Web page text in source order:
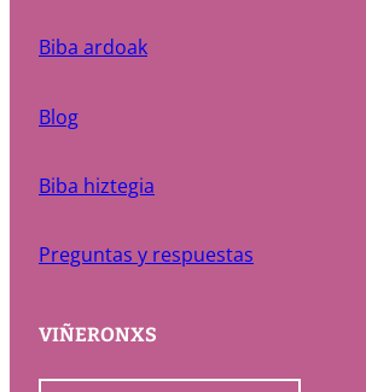
Biba ardoak
Blog
Biba hiztegia
Preguntas y respuestas
VIÑERONXS